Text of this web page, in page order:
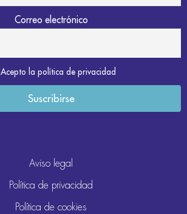
Correo electrónico
Acepto la política de privacidad
Aviso legal
Política de privacidad
Política de cookies